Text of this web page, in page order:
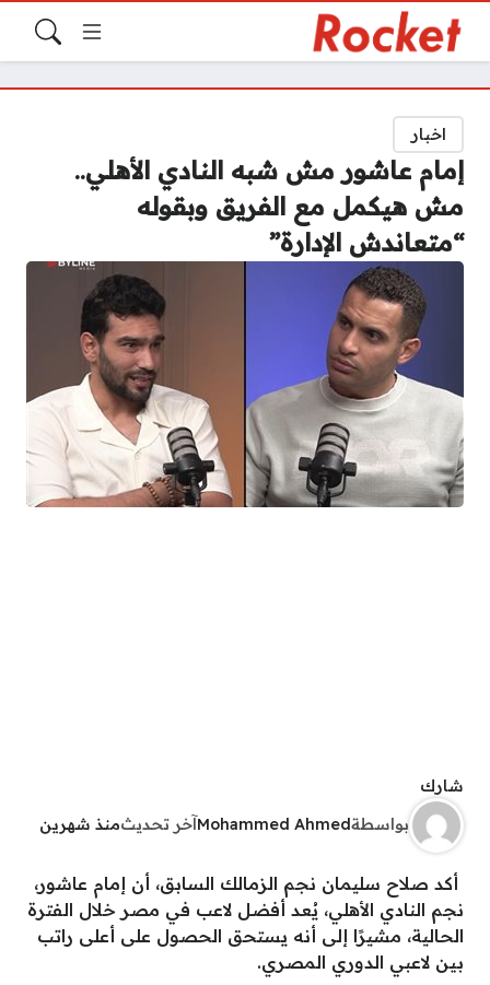
اخبار
إمام عاشور مش شبه النادي الأهلي..
مش هيكمل مع الفريق وبقوله
“متعاندش الإدارة”
شارك
بواسطةMohammed Ahmed آخر تحديثمنذ شهرين
أكد صلاح سليمان نجم الزمالك السابق، أن إمام عاشور،
نجم النادي الأهلي، يُعد أفضل لاعب في مصر خلال الفترة
الحالية، مشيرًا إلى أنه يستحق الحصول على أعلى راتب
بين لاعبي الدوري المصري.